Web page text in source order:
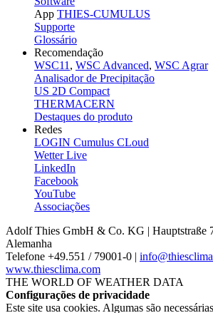
App THIES-CUMULUS
Supporte
Glossário
Recomendação
WSC11, WSC Advanced, WSC Agrar
Analisador de Precipitação
US 2D Compact
THERMACERN
Destaques do produto
Redes
LOGIN Cumulus CLoud
Wetter Live
LinkedIn
Facebook
YouTube
Associações
Adolf Thies GmbH & Co. KG | Hauptstraße
Alemanha
Telefone +49.551 /­ 79001-0 |
www.thiesclima.com
THE WORLD OF WEATHER DATA
Configurações de privacidade
Este site usa cookies. Algumas são